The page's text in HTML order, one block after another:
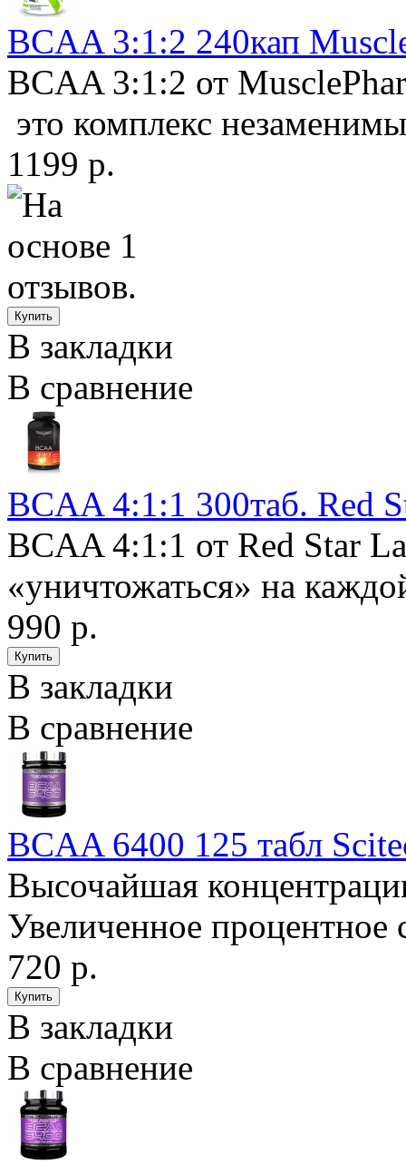
BCAA 3:1:2 240кап
BCAA 3:1:2 от
это комплекс
1199 р.
В закладки
В сравнение
BCAA 4:1:1 300таб. Red
BCAA 4:1:1 от Red Star
«уничтожаться» на
990 р.
В закладки
В сравнение
BCAA 6400 125 табл
Высочайшая
Увеличенное
720 р.
В закладки
В сравнение